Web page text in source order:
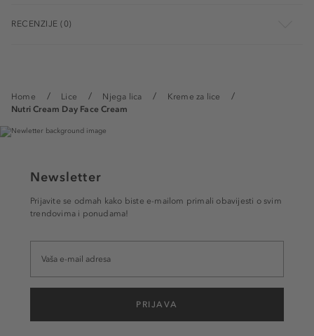
Home Lice Njega lica
Kreme za lice
Nutri Cream Day Face Cream
RECENZIJE (0)
Newsletter
Prijavite se odmah kako biste e-mailom primali obavijesti o svim
trendovima i ponudama!
PRIJAVA